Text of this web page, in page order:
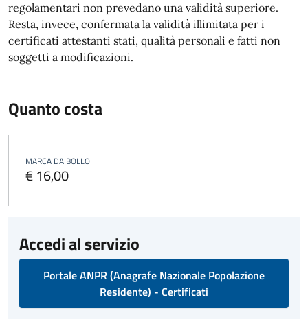
regolamentari non prevedano una validità superiore.
Resta, invece, confermata la validità illimitata per i
certificati attestanti stati, qualità personali e fatti non
soggetti a modificazioni.
Quanto costa
MARCA DA BOLLO
€ 16,00
Accedi al servizio
Portale ANPR (Anagrafe Nazionale Popolazione
Residente) - Certificati